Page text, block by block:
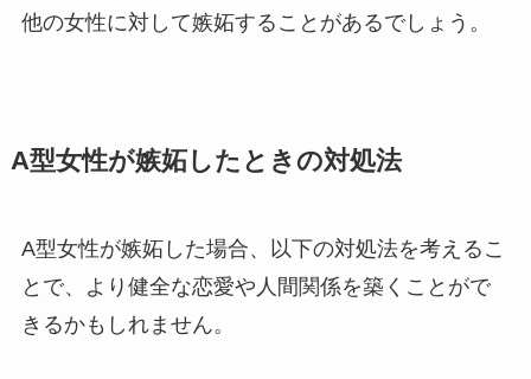
他の女性に対して嫉妬することがあるでしょう。
A型女性が嫉妬したときの対処法
A型女性が嫉妬した場合、以下の対処法を考えるこ
とで、より健全な恋愛や人間関係を築くことがで
きるかもしれません。